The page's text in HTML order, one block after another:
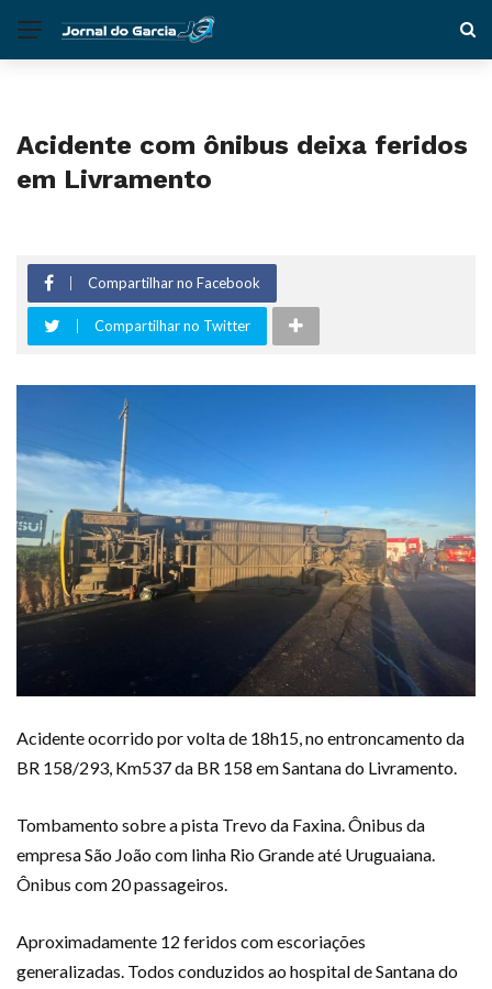
Acidente com ônibus deixa feridos
em Livramento
Compartilhar no Facebook
Compartilhar no Twitter
Acidente ocorrido por volta de 18h15, no entroncamento da
BR 158/293, Km537 da BR 158 em Santana do Livramento.
Tombamento sobre a pista Trevo da Faxina. Ônibus da
empresa São João com linha Rio Grande até Uruguaiana.
Ônibus com 20 passageiros.
Aproximadamente 12 feridos com escoriações
generalizadas. Todos conduzidos ao hospital de Santana do